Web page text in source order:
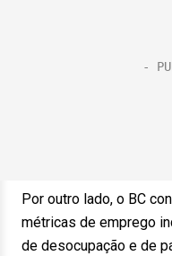
Por outro lado, o BC
métricas de emprego
de desocupação e de